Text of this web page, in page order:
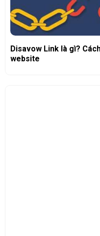
Disavow Link là gì?
website